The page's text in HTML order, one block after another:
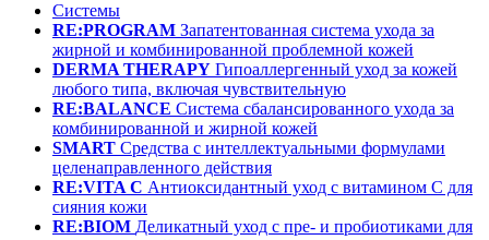
Системы
RE:PROGRAM Запатентованная система ухода за
жирной и комбинированной проблемной кожей
DERMA THERAPY Гипоаллергенный уход за кожей
любого типа, включая чувствительную
RE:BALANCE Система сбалансированного ухода за
комбинированной и жирной кожей
SMART Средства с интеллектуальными формулами
целенаправленного действия
RE:VITA C Антиоксидантный уход с витамином С для
сияния кожи
RE:BIOM Деликатный уход с пре- и пробиотиками для